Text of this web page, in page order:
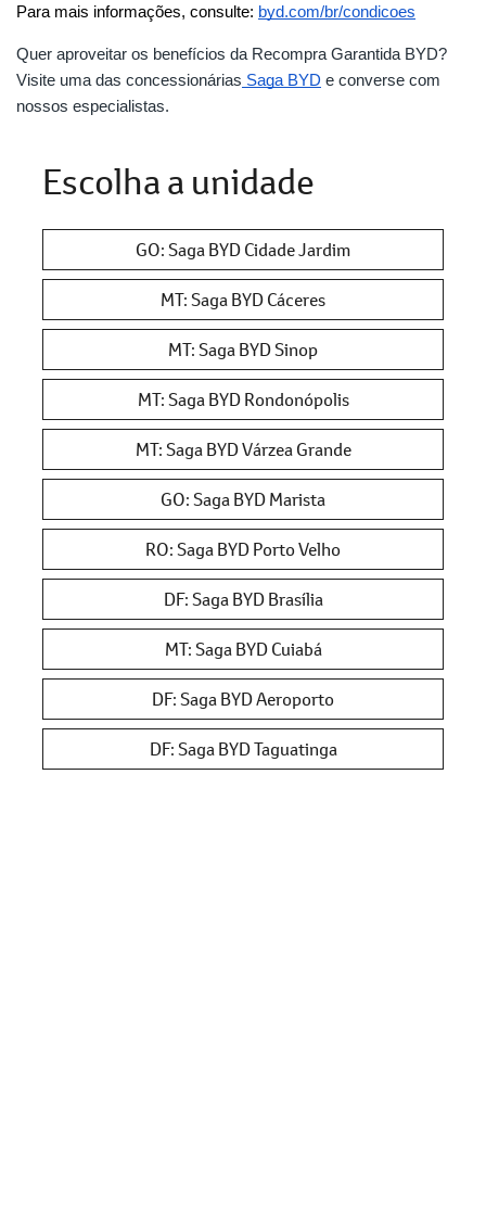
Para mais informações, consulte: byd.com/br/condicoes
Quer aproveitar os benefícios da Recompra Garantida BYD?
Visite uma das concessionárias Saga BYD e converse com
nossos especialistas.
Escolha a unidade
GO: Saga BYD Cidade Jardim
MT: Saga BYD Cáceres
MT: Saga BYD Sinop
MT: Saga BYD Rondonópolis
MT: Saga BYD Várzea Grande
GO: Saga BYD Marista
RO: Saga BYD Porto Velho
DF: Saga BYD Brasília
MT: Saga BYD Cuiabá
DF: Saga BYD Aeroporto
DF: Saga BYD Taguatinga